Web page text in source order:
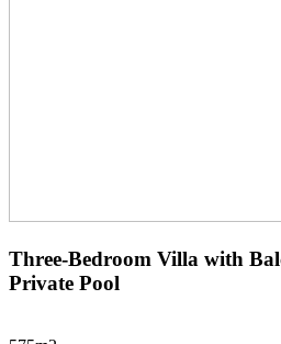
Three-Bedroom Villa with
Private Pool